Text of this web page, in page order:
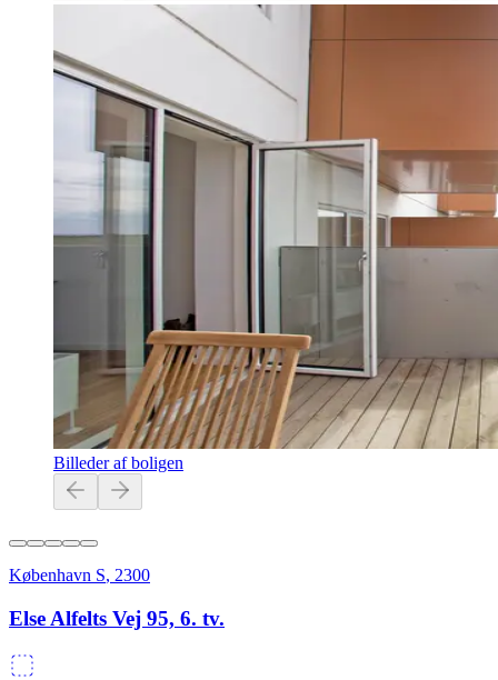
Billeder af boligen
København S, 2300
Else Alfelts Vej 95, 6. tv.